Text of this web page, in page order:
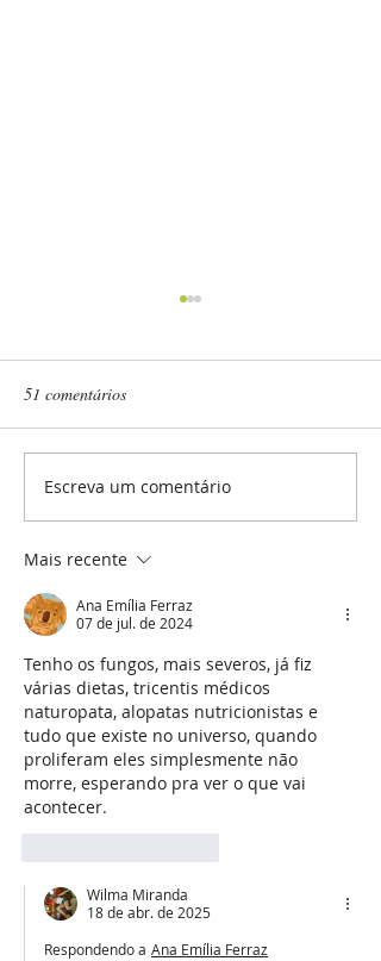
A armadilha do vício em
dietas
51 comentários
Escreva um comentário
Mais recente
Ana Emília Ferraz
07 de jul. de 2024
Tenho os fungos, mais severos, já fiz
várias dietas, tricentis médicos
naturopata, alopatas nutricionistas e
tudo que existe no universo, quando
proliferam eles simplesmente não
morre, esperando pra ver o que vai
acontecer.
Wilma Miranda
18 de abr. de 2025
Respondendo a Ana Emília Ferraz